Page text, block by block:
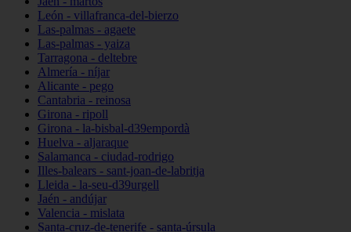
León - villafranca-del-bierzo
Las-palmas - agaete
Las-palmas - yaiza
Tarragona - deltebre
Almería - níjar
Alicante - pego
Cantabria - reinosa
Girona - ripoll
Girona - la-bisbal-d39empordà
Huelva - aljaraque
Salamanca - ciudad-rodrigo
Illes-balears - sant-joan-de-labritja
Lleida - la-seu-d39urgell
Jaén - andújar
Valencia - mislata
Santa-cruz-de-tenerife - santa-úrsula